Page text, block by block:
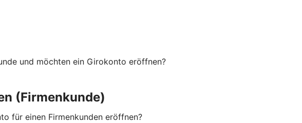
und möchten ein Girokonto eröffnen?
(Firmenkunde)
für einen Firmenkunden eröffnen?